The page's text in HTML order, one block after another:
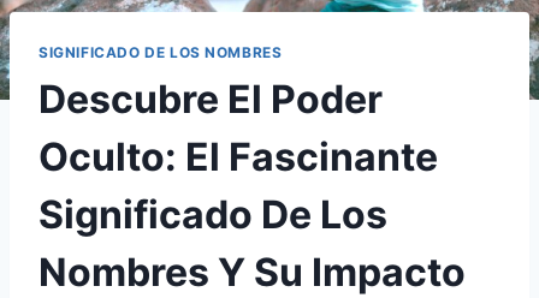
SIGNIFICADO DE LOS NOMBRES
Descubre El Poder
Oculto: El Fascinante
Significado De Los
Nombres Y Su Impacto